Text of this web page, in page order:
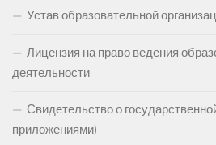
Устав образовательной
Лицензия на право ведения
деятельности
Свидетельство о
приложениями)